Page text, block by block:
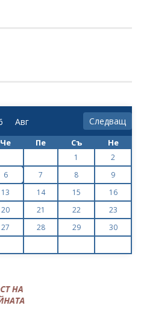
Следващ
Че Пе Съ Не
1
2
6 7 8
9
13 14 15
16
20 21 22
23
27 28 29
30